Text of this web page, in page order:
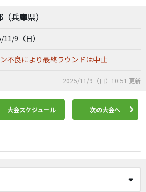
兵庫県）
9（日）
不良により最終ラウンドは中止
2025/11/9（日）10:51 更新
大会スケジュール 次の大会へ